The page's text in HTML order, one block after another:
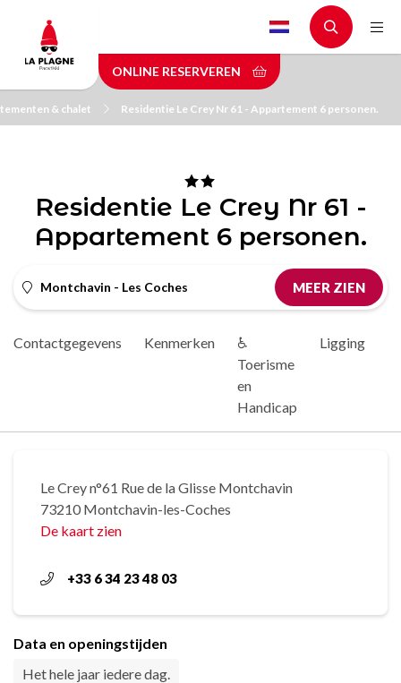
main
content
ONLINE RESERVEREN
& chalet Residentie Le Crey Nr 61 - Appartement 6 personen.
Residentie Le Crey Nr 61 -
Appartement 6 personen.
Montchavin - Les Coches MEER ZIEN
Contactgegevens Kenmerken
♿
Toerisme
en
Handicap
Ligging
Le Crey n°61 Rue de la Glisse Montchavin
73210 Montchavin-les-Coches
De kaart zien
+33 6 34 23 48 03
Data en openingstijden
Het hele jaar iedere dag.